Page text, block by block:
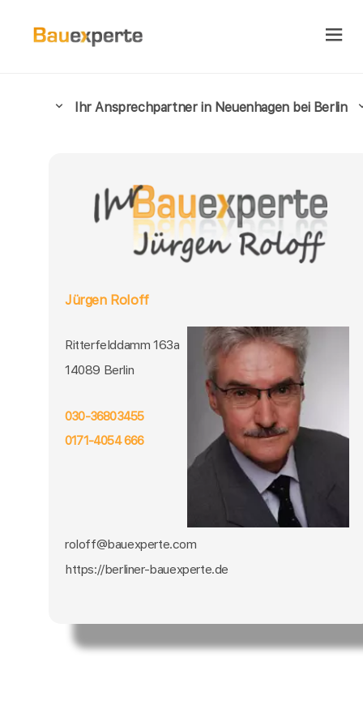
Ihr Ansprechpartner in Neuenhagen bei Berlin
Jürgen Roloff
Ritterfelddamm 163a
14089 Berlin
030-36803455
0171-4054 666
roloff@bauexperte.com
https://berliner-bauexperte.de